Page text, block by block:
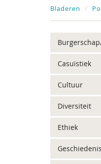
Bladeren
Casuïstiek
Cultuur
Diversiteit
Ethiek
Geschiedenis